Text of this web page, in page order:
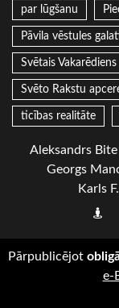
par lūgšanu
Pāvila vēstules
Svētais Vakarēdiens
Svēto Rakstu
ticības realitāte
Aleksandrs Bite
Georgs
Karls
Pārpublicējot
e-